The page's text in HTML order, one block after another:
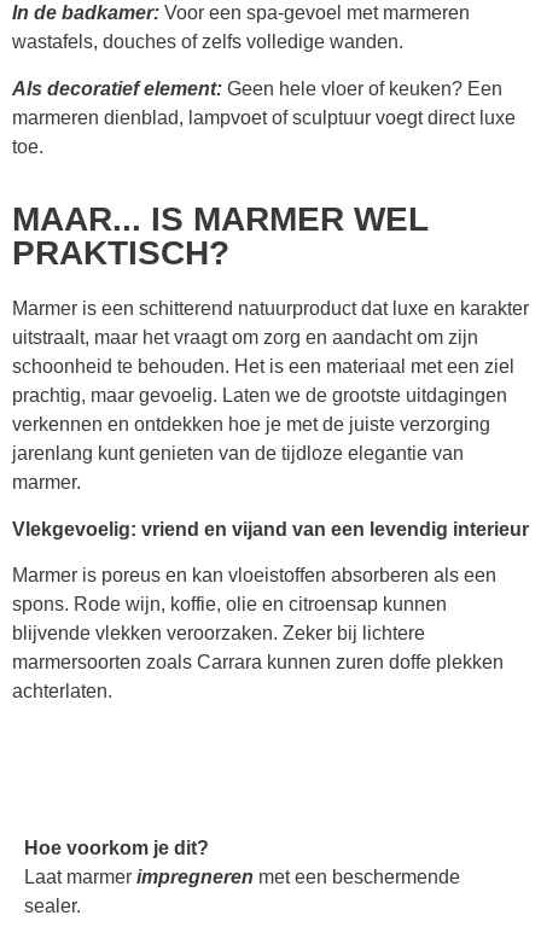
In de badkamer: Voor een spa-gevoel met marmeren
wastafels, douches of zelfs volledige wanden.
Als decoratief element: Geen hele vloer of keuken? Een
marmeren dienblad, lampvoet of sculptuur voegt direct luxe
toe.
MAAR... IS MARMER WEL
PRAKTISCH?
Marmer is een schitterend natuurproduct dat luxe en karakter
uitstraalt, maar het vraagt om zorg en aandacht om zijn
schoonheid te behouden. Het is een materiaal met een ziel
prachtig, maar gevoelig. Laten we de grootste uitdagingen
verkennen en ontdekken hoe je met de juiste verzorging
jarenlang kunt genieten van de tijdloze elegantie van
marmer.
Vlekgevoelig: vriend en vijand van een levendig interieur
Marmer is poreus en kan vloeistoffen absorberen als een
spons. Rode wijn, koffie, olie en citroensap kunnen
blijvende vlekken veroorzaken. Zeker bij lichtere
marmersoorten zoals Carrara kunnen zuren doffe plekken
achterlaten.
Hoe voorkom je dit?
Laat marmer impregneren met een beschermende
sealer.